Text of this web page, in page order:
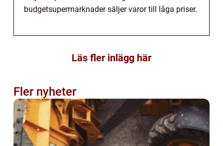
budgetsupermarknader säljer varor till låga priser.
Läs fler inlägg här
Fler nyheter